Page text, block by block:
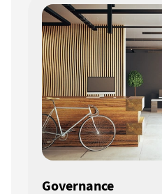
Governance